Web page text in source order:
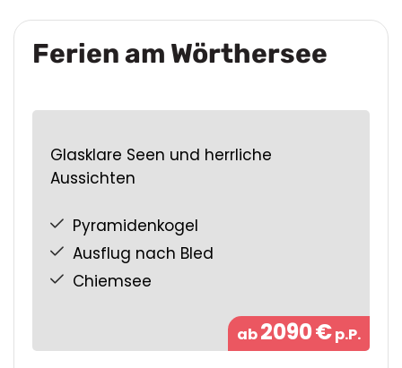
Ferien am Wörthersee
Glasklare Seen und herrliche
Aussichten
Pyramidenkogel
Ausflug nach Bled
Chiemsee
ab2090€p.P.